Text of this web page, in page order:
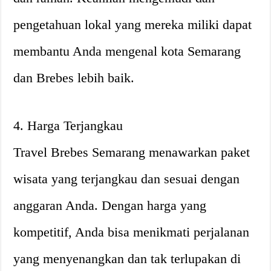
pengetahuan lokal yang mereka miliki dapat
membantu Anda mengenal kota Semarang
dan Brebes lebih baik.
4. Harga Terjangkau
Travel Brebes Semarang menawarkan paket
wisata yang terjangkau dan sesuai dengan
anggaran Anda. Dengan harga yang
kompetitif, Anda bisa menikmati perjalanan
yang menyenangkan dan tak terlupakan di